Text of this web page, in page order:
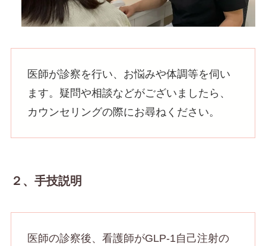
医師が診察を行い、お悩みや体調等を伺い
ます。疑問や相談などがございましたら、
カウンセリングの際にお尋ねください。
２、手技説明
医師の診察後、看護師がGLP-1自己注射の